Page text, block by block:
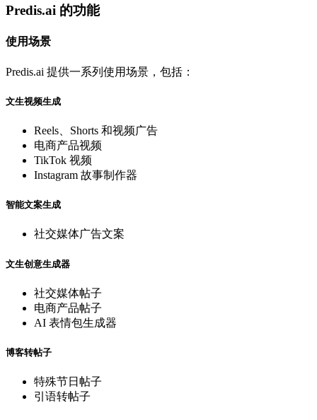
Predis.ai 的功能
使用场景
Predis.ai 提供一系列使用场景，包括：
文生视频生成
Reels、Shorts 和视频广告
电商产品视频
TikTok 视频
Instagram 故事制作器
智能文案生成
社交媒体广告文案
文生创意生成器
社交媒体帖子
电商产品帖子
AI 表情包生成器
博客转帖子
特殊节日帖子
引语转帖子